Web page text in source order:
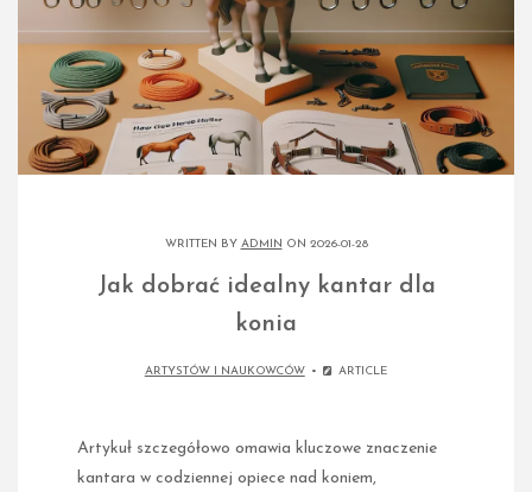
WRITTEN BY ADMIN ON 2026-01-28
Jak dobrać idealny kantar dla
konia
ARTYSTÓW I NAUKOWCÓW ARTICLE
Artykuł szczegółowo omawia kluczowe znaczenie
kantara w codziennej opiece nad koniem,